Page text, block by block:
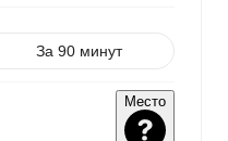
За 90 минут
Место